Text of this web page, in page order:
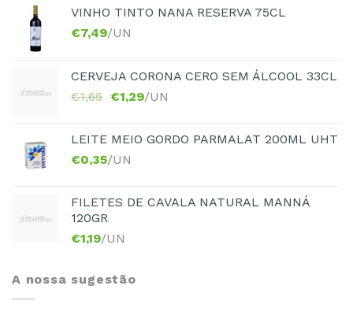
VINHO TINTO NANA RESERVA 75CL
€7,49/UN
CERVEJA CORONA CERO SEM ÁLCOOL 33CL
€1,65 €1,29/UN
LEITE MEIO GORDO PARMALAT 200ML UHT
€0,35/UN
FILETES DE CAVALA NATURAL MANNÁ
120GR
€1,19/UN
A nossa sugestão